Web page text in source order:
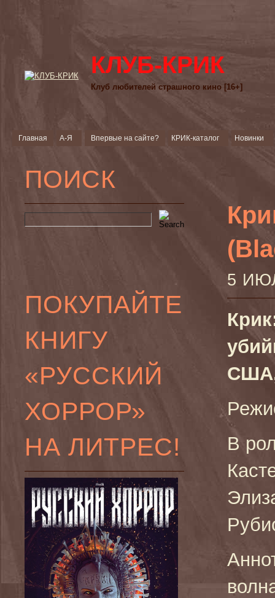
КЛУБ-КРИК
Клуб любителей страшного кино [16+]
Главная А-Я Впервые на сайте? КРИК-каталог Новинки
ПОИСК
ПОКУПАЙТЕ
КНИГУ
«РУССКИЙ
ХОРРОР»
НА ЛИТРЕС!
5
США,
В